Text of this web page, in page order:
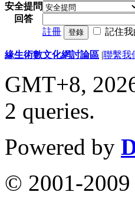
安全提問
回答
註冊
登錄 記住
緣生術數文化網討論區 |聯繫我
GMT+8,
2 queries.
Powered by
© 2001-2009